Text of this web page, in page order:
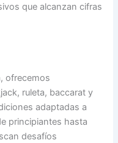
que alcanzan cifras
ofrecemos
ruleta, baccarat y
adaptadas a
principiantes hasta
desafíos